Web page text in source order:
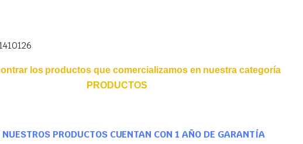
los productos que comercializamos en nuestra categoría
PRODUCTOS
NUESTROS PRODUCTOS CUENTAN CON 1 AÑO DE GARANTÍA